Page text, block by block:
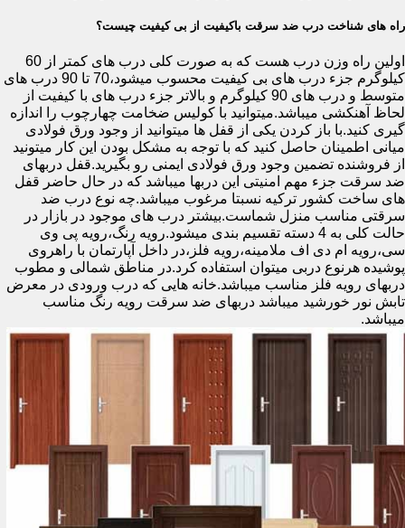
راه های شناخت درب ضد سرقت باکیفیت از بی کیفیت چیست؟
اولین راه وزن درب هست که به صورت کلی درب های کمتر از 60
کیلوگرم جزء درب های بی کیفیت محسوب میشود،70 تا 90 درب های
متوسط و درب های 90 کیلوگرم و بالاتر جزء درب های با کیفیت از
لحاظ آهنکشی میباشد.میتوانید با کولیس ضخامت چهارچوب را اندازه
گیری کنید.با باز کردن یکی از قفل ها میتوانید از وجود ورق فولادی
میانی اطمینان حاصل کنید که با توجه به مشکل بودن این کار میتونید
از فروشنده تضمین وجود ورق فولادی ایمنی رو بگیرید.قفل دربهای
ضد سرقت جزء مهم امنیتی این دربها میباشد که در حال حاضر قفل
های ساخت کشور ترکیه نسبتا مرغوب میباشد.چه نوع درب ضد
سرقتی مناسب منزل شماست.بیشتر درب های موجود در بازار در
حالت کلی به 4 دسته تقسیم بندی میشود.رویه رنگ،رویه پی وی
سی،رویه ام دی اف ملامینه،رویه فلز،در داخل آپارتمان با راهروی
پوشیده هرنوع دربی میتوان استفاده کرد.در مناطق شمالی و مطوب
دربهای رویه فلز مناسب میباشد.خانه هایی که درب ورودی در معرض
تابش نور خورشید میباشد دربهای ضد سرقت رویه رنگ مناسب
میباشد.